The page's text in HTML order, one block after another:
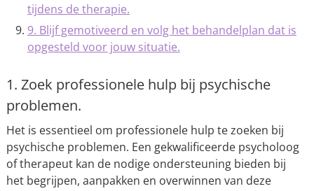
tijdens de therapie.
9. Blijf gemotiveerd en volg het behandelplan dat is
opgesteld voor jouw situatie.
1. Zoek professionele hulp bij psychische
problemen.
Het is essentieel om professionele hulp te zoeken bij
psychische problemen. Een gekwalificeerde psycholoog
of therapeut kan de nodige ondersteuning bieden bij
het begrijpen, aanpakken en overwinnen van deze